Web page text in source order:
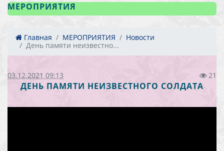
МЕРОПРИЯТИЯ
Главная МЕРОПРИЯТИЯ
Новости
День памяти неизвестно...
03.12.2021 09:13 21
ДЕНЬ ПАМЯТИ НЕИЗВЕСТНОГО СОЛДАТА